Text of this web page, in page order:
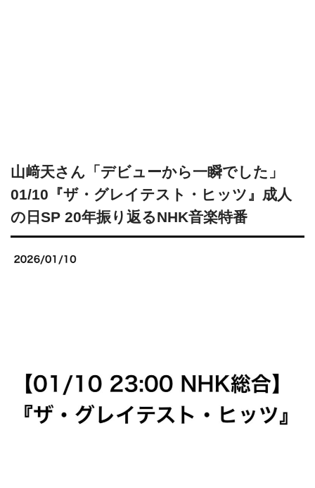
山﨑天さん「デビューから一瞬でした」
01/10『ザ・グレイテスト・ヒッツ』成人
の日SP 20年振り返るNHK音楽特番